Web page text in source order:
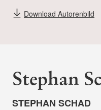
Download Autorenbild
Stephan
STEPHAN SCHAD